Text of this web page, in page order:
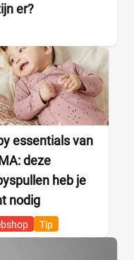
er?
essentials van
deze
heb je
nodig
Tip